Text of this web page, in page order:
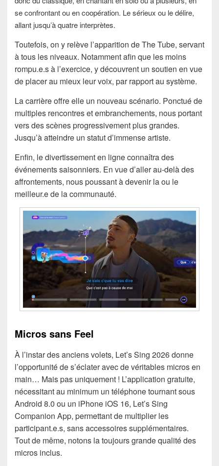
se confrontant ou en coopération. Le sérieux ou le délire,
allant jusqu’à quatre interprètes.
Toutefois, on y relève l’apparition de The Tube, servant
à tous les niveaux. Notamment afin que les moins
rompu.e.s à l’exercice, y découvrent un soutien en vue
de placer au mieux leur voix, par rapport au système.
La carrière offre elle un nouveau scénario. Ponctué de
multiples rencontres et embranchements, nous portant
vers des scènes progressivement plus grandes.
Jusqu’à atteindre un statut d’immense artiste.
Enfin, le divertissement en ligne connaîtra des
événements saisonniers. En vue d’aller au-delà des
affrontements, nous poussant à devenir la ou le
meilleur.e de la communauté.
Micros sans Feel
À l’instar des anciens volets, Let’s Sing 2026 donne
l’opportunité de s’éclater avec de véritables micros en
main… Mais pas uniquement ! L’application gratuite,
nécessitant au minimum un téléphone tournant sous
Android 8.0 ou un iPhone iOS 16, Let’s Sing
Companion App, permettant de multiplier les
participant.e.s, sans accessoires supplémentaires.
Tout de même, notons la toujours grande qualité des
micros inclus.